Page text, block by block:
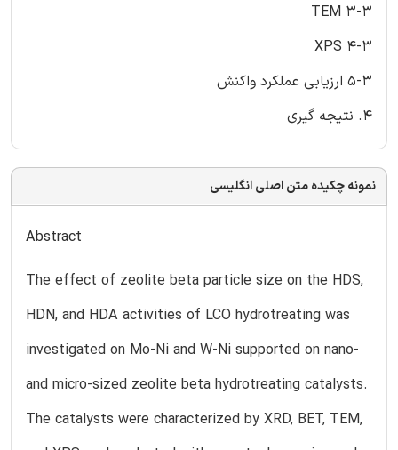
3-3 TEM
4-3 XPS
5-3 ارزیابی عملکرد واکنش
4. نتیجه گیری
نمونه چکیده متن اصلی انگلیسی
Abstract
The effect of zeolite beta particle size on the HDS,
HDN, and HDA activities of LCO hydrotreating was
investigated on Mo-Ni and W-Ni supported on nano-
and micro-sized zeolite beta hydrotreating catalysts.
The catalysts were characterized by XRD, BET, TEM,